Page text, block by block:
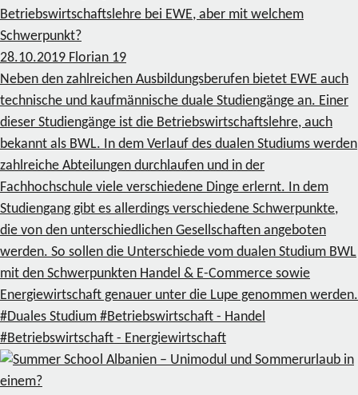
Betriebswirtschaftslehre bei EWE, aber mit welchem
Schwerpunkt?
28.10.2019 Florian 19
Neben den zahlreichen Ausbildungsberufen bietet EWE auch
technische und kaufmännische duale Studiengänge an. Einer
dieser Studiengänge ist die Betriebswirtschaftslehre, auch
bekannt als BWL. In dem Verlauf des dualen Studiums werden
zahlreiche Abteilungen durchlaufen und in der
Fachhochschule viele verschiedene Dinge erlernt. In dem
Studiengang gibt es allerdings verschiedene Schwerpunkte,
die von den unterschiedlichen Gesellschaften angeboten
werden. So sollen die Unterschiede vom dualen Studium BWL
mit den Schwerpunkten Handel & E-Commerce sowie
Energiewirtschaft genauer unter die Lupe genommen werden.
#Duales Studium #Betriebswirtschaft - Handel
#Betriebswirtschaft - Energiewirtschaft